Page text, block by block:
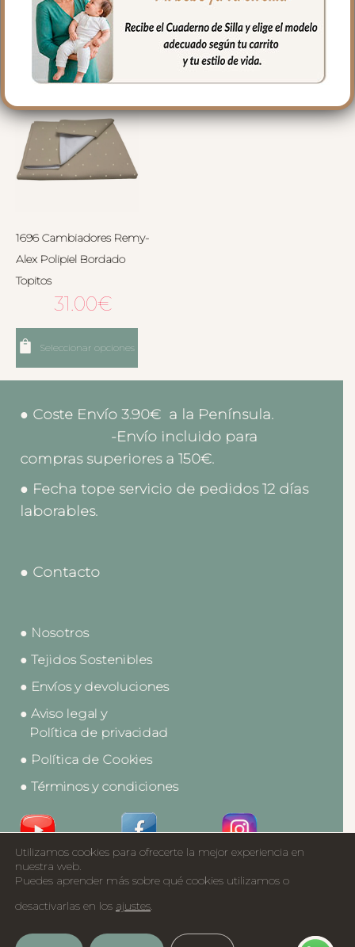
Seleccionar opciones
1696 Cambiadores Remy-
Alex Polipiel Bordado
Topitos
31.00€
Seleccionar opciones
● Coste Envío 3.90€ a la Península.
-Envío incluido para
compras superiores a 150€.
● Fecha tope servicio de pedidos 12 días
laborables.
● Contacto
● Nosotros
● Tejidos Sostenibles
● Envíos y devoluciones
● Aviso legal y
Política de privacidad
● Política de Cookies
● Términos y condiciones
Acceso a Profesionales
Catálogos
Utilizamos cookies para ofrecerte la mejor experiencia en
nuestra web.
Puedes aprender más sobre qué cookies utilizamos o
desactivarlas en los ajustes